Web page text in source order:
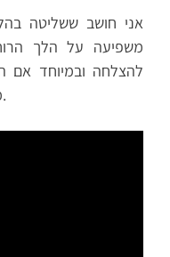
אני חושב ששליטה
משפיעה על הלך
להצלחה ובמיוחד אם
מסוימת אל לא נודעים כאלו ואחרים.